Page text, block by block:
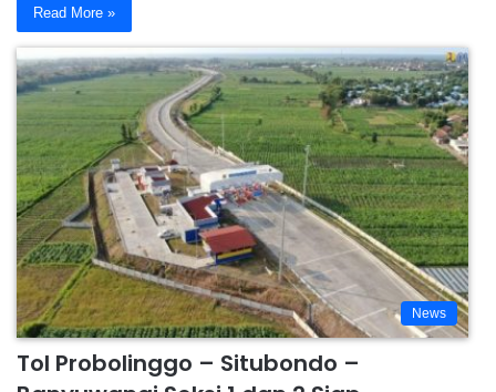
Read More »
News
Tol Probolinggo – Situbondo –